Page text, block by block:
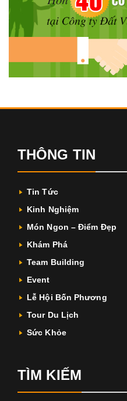
THÔNG TIN
Tin Tức
Kinh Nghiệm
Món Ngon – Điểm Đẹp
Khám Phá
Team Building
Event
Lễ Hội Bốn Phương
Tour Du Lịch
Sức Khỏe
TÌM KIẾM